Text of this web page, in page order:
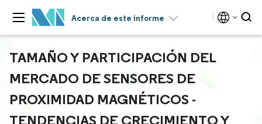
Acerca de este informe
TAMAÑO Y PARTICIPACIÓN DEL
MERCADO DE SENSORES DE
PROXIMIDAD MAGNÉTICOS -
TENDENCIAS DE CRECIMIENTO Y